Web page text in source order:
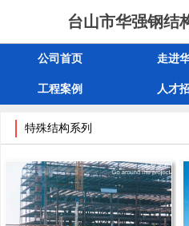
台山市华强钢结
公司首页 走进
工程案例 人才
特殊结构系列